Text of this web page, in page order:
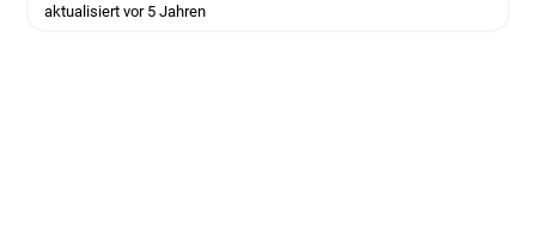
aktualisiert vor 5 Jahren